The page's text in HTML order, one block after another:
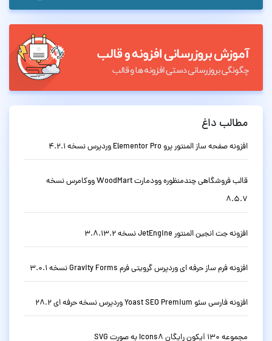
مطالب داغ
افزونه صفحه ساز المنتور پرو Elementor Pro وردپرس نسخه 4.2.1
قالب فروشگاهی چندمنظوره وودمارت WoodMart ووکامرس نسخه
8.5.7
افزونه جت انجین المنتور JetEngine نسخه 3.8.13.2
افزونه فرم ساز حرفه ای وردپرس گرویتی فرم Gravity Forms نسخه 3.0.1
افزونه فارسی سئو Yoast SEO Premium وردپرس نسخه حرفه ای 28.2
مجموعه 130 آیکون رایگان Icons8 به صورت SVG